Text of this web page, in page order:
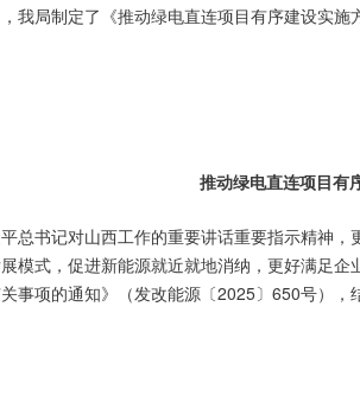
我局制定了《推动绿电直连项目有序建设实
推动绿电直连项目有
总书记对山西工作的重要讲话重要指示精神
模式，促进新能源就近就地消纳，更好满足
事项的通知》（发改能源〔2025〕650号）